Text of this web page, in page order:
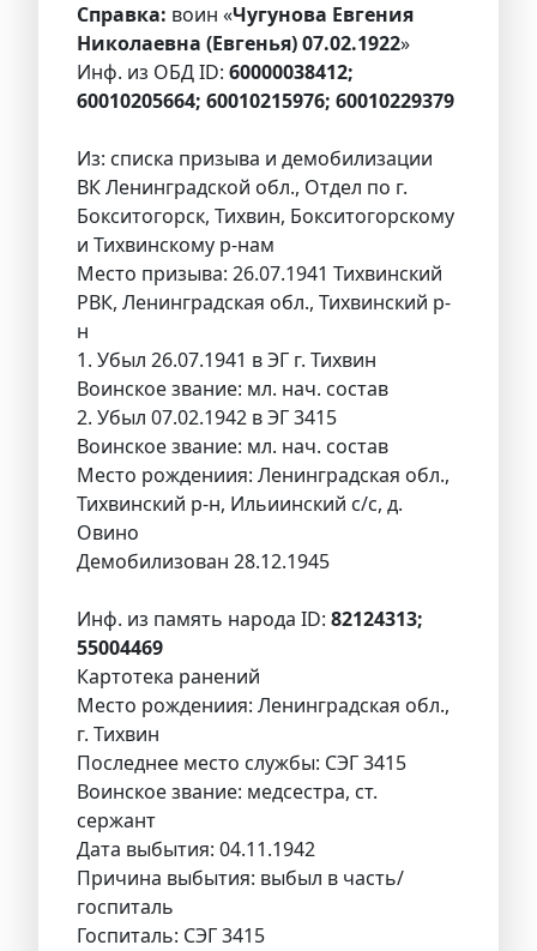
Справка: воин «Чугунова Евгения
Николаевна (Евгенья) 07.02.1922»
Инф. из ОБД ID: 60000038412;
60010205664; 60010215976; 60010229379
Из: списка призыва и демобилизации
ВК Ленинградской обл., Отдел по г.
Бокситогорск, Тихвин, Бокситогорскому
и Тихвинскому р-нам
Место призыва: 26.07.1941 Тихвинский
РВК, Ленинградская обл., Тихвинский р-
н
1. Убыл 26.07.1941 в ЭГ г. Тихвин
Воинское звание: мл. нач. состав
2. Убыл 07.02.1942 в ЭГ 3415
Воинское звание: мл. нач. состав
Место рождениия: Ленинградская обл.,
Тихвинский р-н, Ильиинский с/с, д.
Овино
Демобилизован 28.12.1945
Инф. из память народа ID: 82124313;
55004469
Картотека ранений
Место рождениия: Ленинградская обл.,
г. Тихвин
Последнее место службы: СЭГ 3415
Воинское звание: медсестра, ст.
сержант
Дата выбытия: 04.11.1942
Причина выбытия: выбыл в часть/
госпиталь
Госпиталь: СЭГ 3415